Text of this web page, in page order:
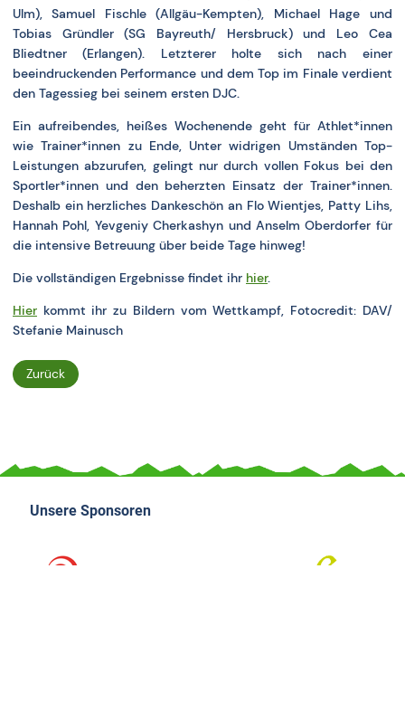
Ulm), Samuel Fischle (Allgäu-Kempten), Michael Hage und
Tobias Gründler (SG Bayreuth/ Hersbruck) und Leo Cea
Bliedtner (Erlangen). Letzterer holte sich nach einer
beeindruckenden Performance und dem Top im Finale verdient
den Tagessieg bei seinem ersten DJC.
Ein aufreibendes, heißes Wochenende geht für Athlet*innen
wie Trainer*innen zu Ende, Unter widrigen Umständen Top-
Leistungen abzurufen, gelingt nur durch vollen Fokus bei den
Sportler*innen und den beherzten Einsatz der Trainer*innen.
Deshalb ein herzliches Dankeschön an Flo Wientjes, Patty Lihs,
Hannah Pohl, Yevgeniy Cherkashyn und Anselm Oberdorfer für
die intensive Betreuung über beide Tage hinweg!
Die vollständigen Ergebnisse findet ihr hier.
Hier kommt ihr zu Bildern vom Wettkampf, Fotocredit: DAV/
Stefanie Mainusch
Zurück
Unsere Sponsoren